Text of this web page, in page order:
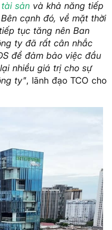
tài sản và khả năng tiếp
cạnh đó, về mặt thời
tục tăng nên Ban
ty đã rất cân nhắc
để đảm bảo việc đầu
nhiều giá trị cho sự
ty", lãnh đạo TCO cho